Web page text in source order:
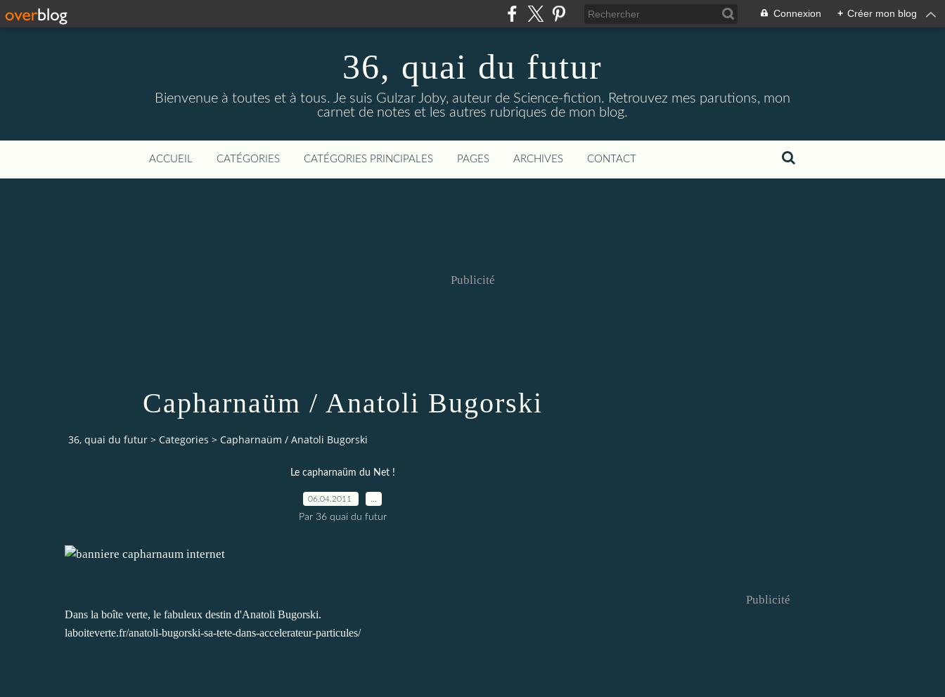
Connexion + Créer mon blog
36, quai du futur
Bienvenue à toutes et à tous. Je suis Gulzar Joby, auteur de Science-fiction. Retrouvez mes parutions, mon
carnet de notes et les autres rubriques de mon blog.
ACCUEIL CATÉGORIES CATÉGORIES PRINCIPALES PAGES ARCHIVES CONTACT
Publicité
Capharnaüm / Anatoli Bugorski
36, quai du futur > Categories > Capharnaüm / Anatoli Bugorski
Le capharnaüm du Net !
06.04.2011
Par 36 quai du futur
Dans la boîte verte, le fabuleux destin d'Anatoli Bugorski.
laboiteverte.fr/anatoli-bugorski-sa-tete-dans-accelerateur-particules/
Publicité